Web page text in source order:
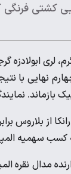
کشتی
از بلاروس
کسب سهمیه
دارنده